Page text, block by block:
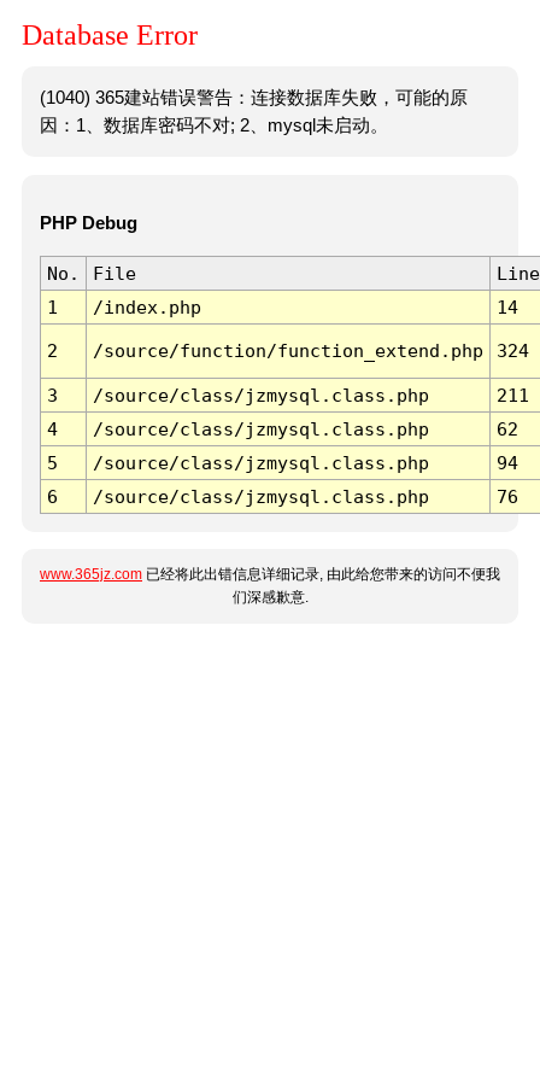
Database Error
(1040) 365建站错误警告：连接数据库失败，可能的原
因：1、数据库密码不对; 2、mysql未启动。
PHP Debug
No. File
Line
1
/index.php 14
2 /source/function/function_extend.php 324
3 /source/class/jzmysql.class.php
211
4
/source/class/jzmysql.class.php
62
5
/source/class/jzmysql.class.php
94
6
/source/class/jzmysql.class.php 76
www.365jz.com 已经将此出错信息详细记录, 由此给您带来的访问不便我
们深感歉意.